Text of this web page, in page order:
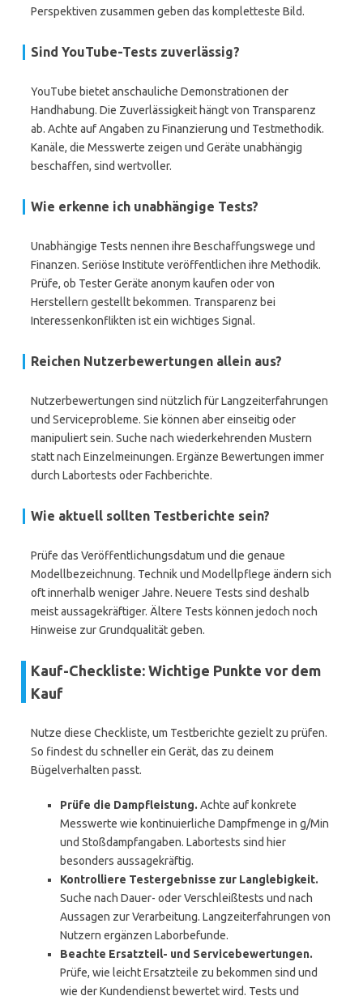
Perspektiven zusammen geben das kompletteste Bild.
Sind YouTube-Tests zuverlässig?
YouTube bietet anschauliche Demonstrationen der
Handhabung. Die Zuverlässigkeit hängt von Transparenz
ab. Achte auf Angaben zu Finanzierung und Testmethodik.
Kanäle, die Messwerte zeigen und Geräte unabhängig
beschaffen, sind wertvoller.
Wie erkenne ich unabhängige Tests?
Unabhängige Tests nennen ihre Beschaffungswege und
Finanzen. Seriöse Institute veröffentlichen ihre Methodik.
Prüfe, ob Tester Geräte anonym kaufen oder von
Herstellern gestellt bekommen. Transparenz bei
Interessenkonflikten ist ein wichtiges Signal.
Reichen Nutzerbewertungen allein aus?
Nutzerbewertungen sind nützlich für Langzeiterfahrungen
und Serviceprobleme. Sie können aber einseitig oder
manipuliert sein. Suche nach wiederkehrenden Mustern
statt nach Einzelmeinungen. Ergänze Bewertungen immer
durch Labortests oder Fachberichte.
Wie aktuell sollten Testberichte sein?
Prüfe das Veröffentlichungsdatum und die genaue
Modellbezeichnung. Technik und Modellpflege ändern sich
oft innerhalb weniger Jahre. Neuere Tests sind deshalb
meist aussagekräftiger. Ältere Tests können jedoch noch
Hinweise zur Grundqualität geben.
Kauf-Checkliste: Wichtige Punkte vor dem
Kauf
Nutze diese Checkliste, um Testberichte gezielt zu prüfen.
So findest du schneller ein Gerät, das zu deinem
Bügelverhalten passt.
Prüfe die Dampfleistung. Achte auf konkrete
Messwerte wie kontinuierliche Dampfmenge in g/Min
und Stoßdampfangaben. Labortests sind hier
besonders aussagekräftig.
Kontrolliere Testergebnisse zur Langlebigkeit.
Suche nach Dauer- oder Verschleißtests und nach
Aussagen zur Verarbeitung. Langzeiterfahrungen von
Nutzern ergänzen Laborbefunde.
Beachte Ersatzteil- und Servicebewertungen.
Prüfe, wie leicht Ersatzteile zu bekommen sind und
wie der Kundendienst bewertet wird. Tests und